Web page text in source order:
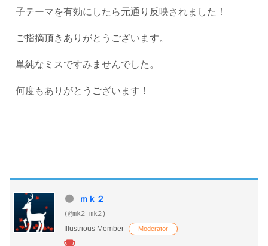
子テーマを有効にしたら元通り反映されました！
ご指摘頂きありがとうございます。
単純なミスですみませんでした。
何度もありがとうございます！
ｍｋ２
(@mk2_mk2)
Illustrious Member
Moderator